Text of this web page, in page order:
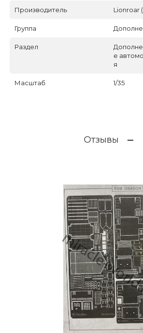
Производитель Lionroar
Группа
Раздел
е
я
Масштаб 1/35
Отзывы